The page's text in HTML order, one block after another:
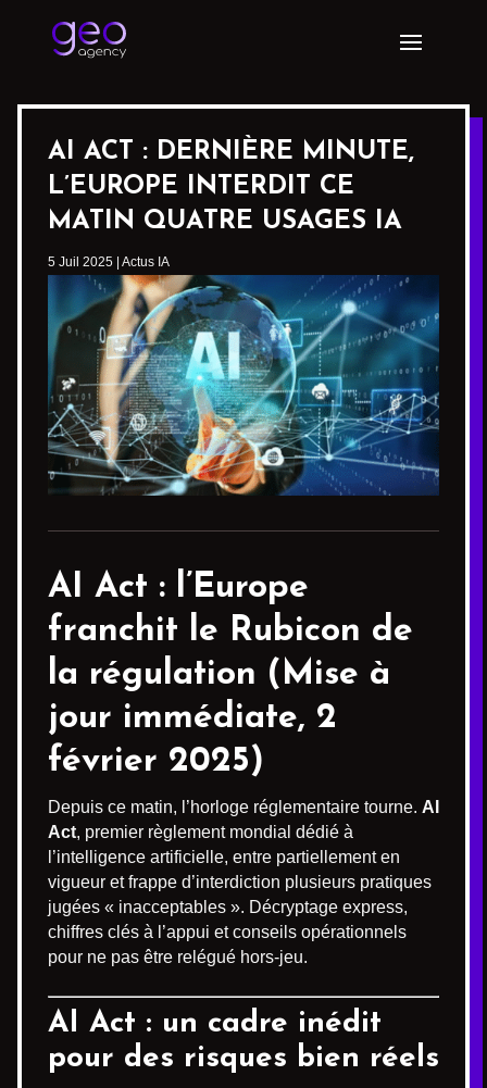
AI ACT : DERNIÈRE MINUTE,
L’EUROPE INTERDIT CE
MATIN QUATRE USAGES IA
5 Juil 2025 Actus IA
AI Act : l’Europe
franchit le Rubicon de
la régulation (Mise à
jour immédiate, 2
février 2025)
Depuis ce matin, l’horloge réglementaire tourne. AI
Act, premier règlement mondial dédié à
l’intelligence artificielle, entre partiellement en
vigueur et frappe d’interdiction plusieurs pratiques
jugées « inacceptables ». Décryptage express,
chiffres clés à l’appui et conseils opérationnels
pour ne pas être relégué hors-jeu.
AI Act : un cadre inédit
pour des risques bien réels